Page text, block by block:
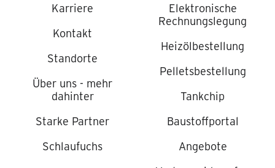
Karriere
Kontakt
Standorte
Über uns - mehr
dahinter
Starke Partner
Schlaufuchs
Elektronische
Rechnungslegung
Heizölbestellung
Pelletsbestellung
Tankchip
Baustoffportal
Angebote